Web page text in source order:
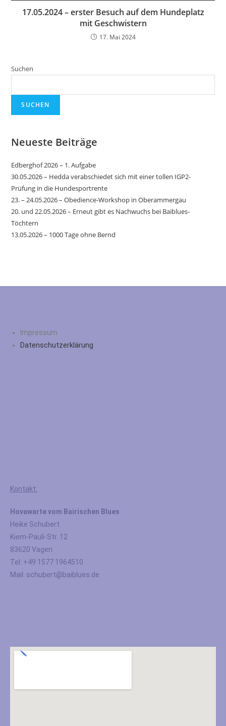
17.05.2024 – erster Besuch auf dem Hundeplatz
mit Geschwistern
17. Mai 2024
Suchen
SUCHEN
Neueste Beiträge
Edberghof 2026 – 1. Aufgabe
30.05.2026 – Hedda verabschiedet sich mit einer tollen IGP2-
Prüfung in die Hundesportrente
23. – 24.05.2026 – Obedience-Workshop in Oberammergau
20. und 22.05.2026 – Erneut gibt es Nachwuchs bei Baiblues-
Töchtern
13.05.2026 – 1000 Tage ohne Bernd
Impressum
Datenschutzerklärung
Kontakt:
Hovawarte vom Bairischen Blues
Heike Schubert
Kiem-Pauli-Str. 12
83620 Vagen
Tel: +49 1577 1964510
Mail: schubert@baiblues.de